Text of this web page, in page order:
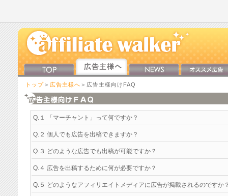
トップ ＞ 広告主様へ ＞広告主様向けFAQ
Q.１ 「マーチャント」って何ですか？
Q.２ 個人でも広告を出稿できますか？
Q.３ どのような広告でも出稿が可能ですか？
Q.４ 広告を出稿するために何が必要ですか？
Q.５ どのようなアフィリエイトメディアに広告が掲載されるのですか